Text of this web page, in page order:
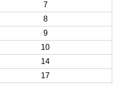
7
8
9
10
14
17